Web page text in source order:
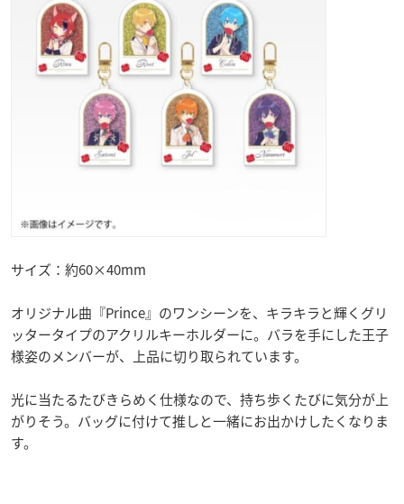
サイズ：約60×40mm
オリジナル曲『Prince』のワンシーンを、キラキラと輝くグリ
ッタータイプのアクリルキーホルダーに。バラを手にした王子
様姿のメンバーが、上品に切り取られています。
光に当たるたびきらめく仕様なので、持ち歩くたびに気分が上
がりそう。バッグに付けて推しと一緒にお出かけしたくなりま
す。